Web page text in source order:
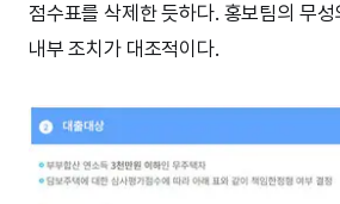
점수표를 삭제한 듯하다. 홍보팀의 무
내부 조치가 대조적이다.